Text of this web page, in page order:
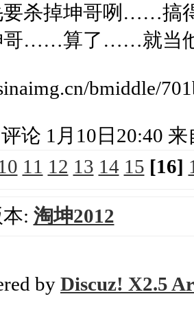
要杀掉坤哥咧……搞
哥……算了……就当
bmiddle/
论 1月10日20:40
11 12 13 14 15 [16]
: 淘坤2012
by Discuz! X2.5